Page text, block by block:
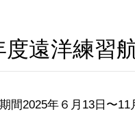
度遠洋練習
間2025年６月13日〜11